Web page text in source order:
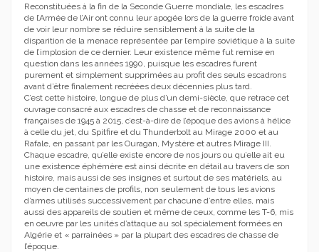
Reconstituées à la fin de la Seconde Guerre mondiale, les escadres
de l’Armée de l’Air ont connu leur apogée lors de la guerre froide avant
de voir leur nombre se réduire sensiblement à la suite de la
disparition de la menace représentée par l’empire soviétique à la suite
de l’implosion de ce dernier. Leur existence même fut remise en
question dans les années 1990, puisque les escadres furent
purement et simplement supprimées au profit des seuls escadrons
avant d’être finalement recréées deux décennies plus tard.
C’est cette histoire, longue de plus d’un demi-siècle, que retrace cet
ouvrage consacré aux escadres de chasse et de reconnaissance
françaises de 1945 à 2015, c’est-à-dire de l’époque des avions à hélice
à celle du jet, du Spitfire et du Thunderbolt au Mirage 2000 et au
Rafale, en passant par les Ouragan, Mystère et autres Mirage III.
Chaque escadre, qu’elle existe encore de nos jours ou qu’elle ait eu
une existence éphémère est ainsi décrite en détail au travers de son
histoire, mais aussi de ses insignes et surtout de ses matériels, au
moyen de centaines de profils, non seulement de tous les avions
d’armes utilisés successivement par chacune d’entre elles, mais
aussi des appareils de soutien et même de ceux, comme les T-6, mis
en oeuvre par les unités d’attaque au sol spécialement formées en
Algérie et « parrainées » par la plupart des escadres de chasse de
l’époque.